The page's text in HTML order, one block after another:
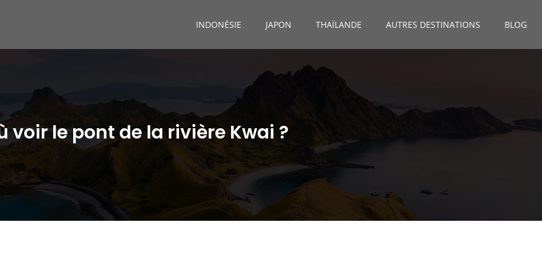
INDONÉSIE JAPON THAÏLANDE AUTRES DESTINATIONS BLOG
voir le pont de la rivière Kwai ?